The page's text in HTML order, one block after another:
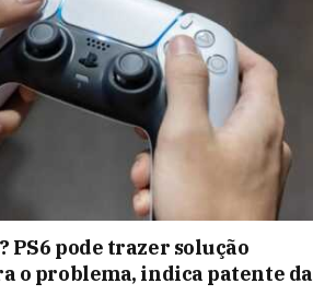
pode trazer solução
o problema, indica patente da